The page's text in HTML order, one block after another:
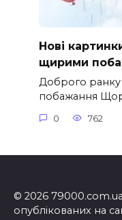
Нові
щирими
Доброго ранку
побажання
0 762
© 2026
опублікованих на